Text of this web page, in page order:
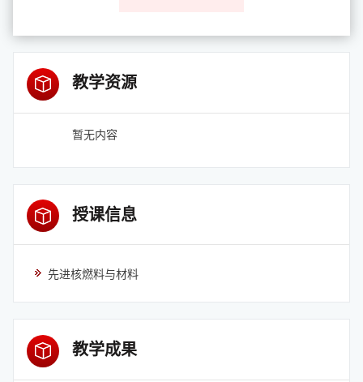
教学资源
暂无内容
授课信息
先进核燃料与材料
教学成果